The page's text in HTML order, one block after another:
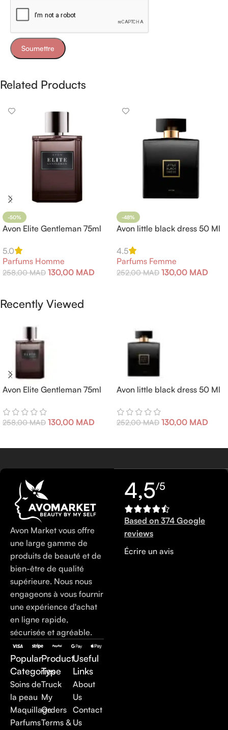
Related Products
-50%
Avon Elite Gentleman 75ml
5.0
Parfums Homme
258,00MAD 130,00 MAD
-48%
Avon little black dress 50 Ml
4.5
Parfums Femme
252,00MAD 130,00 MAD
Recently Viewed
Avon Elite Gentleman 75ml
258,00MAD 130,00 MAD
Avon little black dress 50 Ml
252,00MAD 130,00 MAD
Avon Market vous offre
une large gamme de
produits de beauté et de
bien-être de qualité
supérieure. Nous nous
engageons à vous fournir
une expérience d'achat
en ligne rapide,
sécurisée et agréable.
Popular
Categories
Soins de
la peau
Maquillage
Parfums
Product
Type
Truck
My
Orders
Terms &
Useful
Links
About
Us
Contact
Us
4,5/5
Based on 374 Google
reviews
Écrire un avis